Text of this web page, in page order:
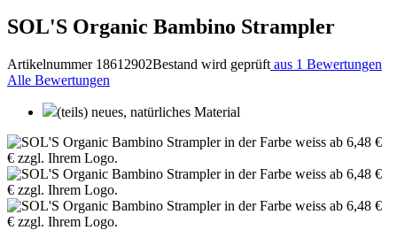
SOL'S Organic Bambino Strampler
Artikelnummer 18612902Bestand wird geprüft aus 1 Bewertungen
Alle Bewertungen
(teils) neues, natürliches Material